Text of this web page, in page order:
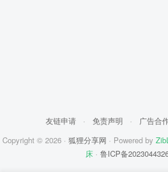
友链申请 · 免责声明 · 广告合
Copyright © 2026 · 狐狸分享网 · Powered by
床 · 鲁ICP备